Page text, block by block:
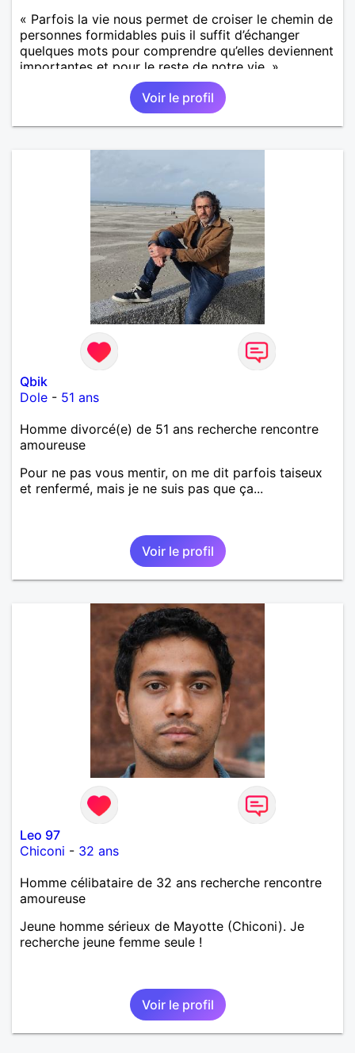
« Parfois la vie nous permet de croiser le chemin de
personnes formidables puis il suffit d’échanger
quelques mots pour comprendre qu’elles deviennent
importantes et pour le reste de notre vie. »
Voir le profil
Qbik
Dole - 51 ans
Homme divorcé(e) de 51 ans recherche rencontre
amoureuse
Pour ne pas vous mentir, on me dit parfois taiseux
et renfermé, mais je ne suis pas que ça...
Voir le profil
Leo 97
Chiconi - 32 ans
Homme célibataire de 32 ans recherche rencontre
amoureuse
Jeune homme sérieux de Mayotte (Chiconi). Je
recherche jeune femme seule !
Voir le profil